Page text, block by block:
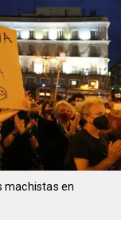
machistas en